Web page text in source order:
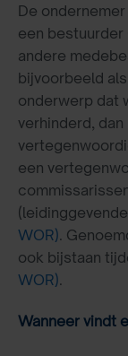
De
een bestuurder
andere
bijvoorbeeld
onderwerp dat
verhinderd,
een
WOR).
ook bijstaan
WOR).
Wanneer vindt